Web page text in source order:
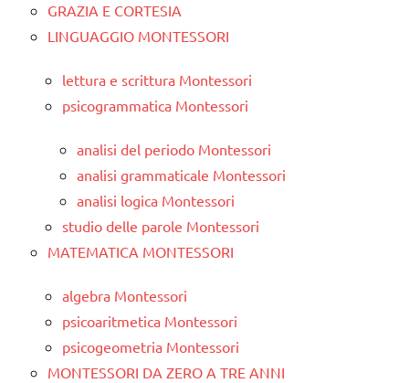
GRAZIA E CORTESIA
LINGUAGGIO MONTESSORI
lettura e scrittura Montessori
psicogrammatica Montessori
analisi del periodo Montessori
analisi grammaticale Montessori
analisi logica Montessori
studio delle parole Montessori
MATEMATICA MONTESSORI
algebra Montessori
psicoaritmetica Montessori
psicogeometria Montessori
MONTESSORI DA ZERO A TRE ANNI